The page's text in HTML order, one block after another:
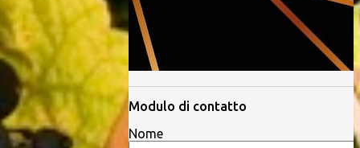
Modulo di contatto
Nome